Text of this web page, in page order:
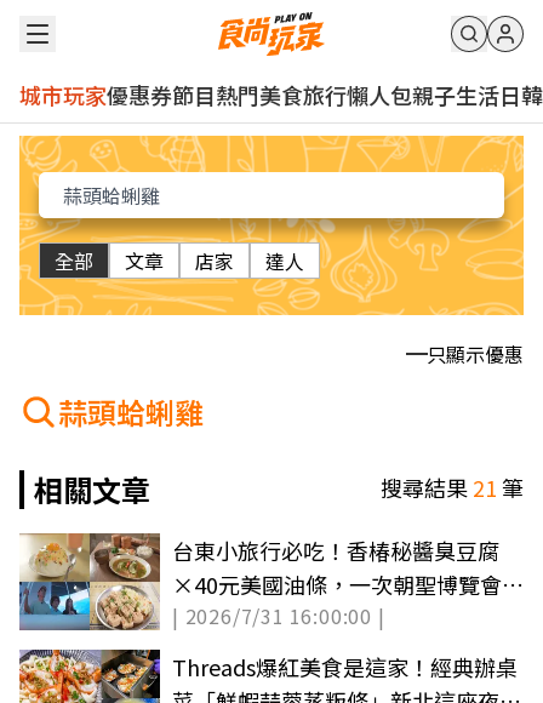
城市玩家優惠券節目熱門美食旅行懶人包親子生活日韓
全部 文章 店家 達人
只顯示優惠
蒜頭蛤蜊雞
相關文章
搜尋結果21筆
台東小旅行必吃！香椿秘醬臭豆腐
×40元美國油條，一次朝聖博覽會＋
博物館住宿
| 2026/7/31 16:00:00 |
Threads爆紅美食是這家！經典辦桌